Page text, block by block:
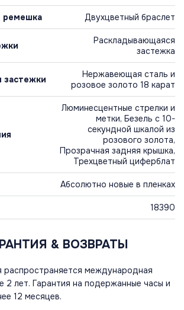
ремешка Двухцветный браслет
Раскладывающаяся
застежка
застежки
Нержавеющая сталь и
розовое золото 18 карат
Люминесцентные стрелки и
метки, Безель с 10-
секундной шкалой из
розового золота,
Прозрачная задняя крышка,
Трехцветный циферблат
Абсолютно новые в пленках
18390
& ВОЗВРАТЫ
распространяется международная
2 лет. Гарантия на подержанные часы и
12 месяцев.